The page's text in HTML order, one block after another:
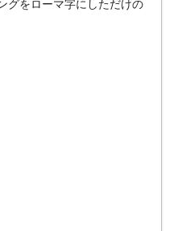
グをローマ字にしただけの